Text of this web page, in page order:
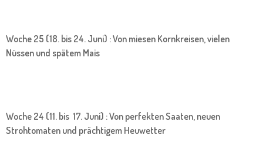
Woche 25 (18. bis 24. Juni) : Von miesen Kornkreisen, vielen
Nüssen und spätem Mais
Woche 24 (11. bis 17. Juni) : Von perfekten Saaten, neuen
Strohtomaten und prächtigem Heuwetter